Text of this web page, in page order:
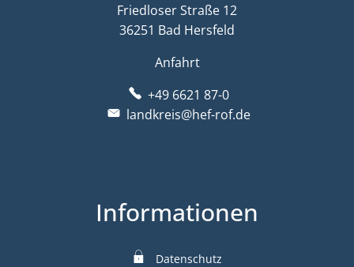
Friedloser Straße 12
36251 Bad Hersfeld
Anfahrt
+49 6621 87-0
landkreis@hef-rof.de
Informationen
Datenschutz